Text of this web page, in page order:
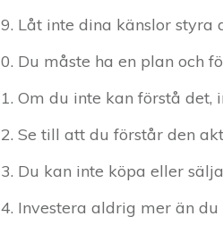
Låt inte dina känslor styra
Du måste ha en plan och
Om du inte kan förstå det,
Se till att du förstår den
Du kan inte köpa eller
Investera aldrig mer än